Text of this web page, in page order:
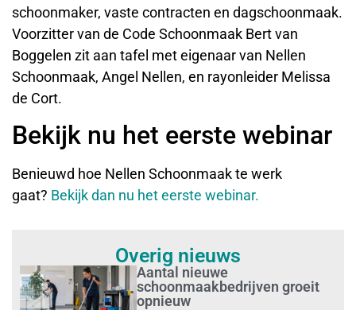
schoonmaker, vaste contracten en dagschoonmaak.
Voorzitter van de Code Schoonmaak Bert van
Boggelen zit aan tafel met eigenaar van Nellen
Schoonmaak, Angel Nellen, en rayonleider Melissa
de Cort.
Bekijk nu het eerste webinar
Benieuwd hoe Nellen Schoonmaak te werk
gaat? Bekijk dan nu het eerste webinar.
Overig nieuws
Aantal nieuwe
schoonmaakbedrijven groeit
opnieuw